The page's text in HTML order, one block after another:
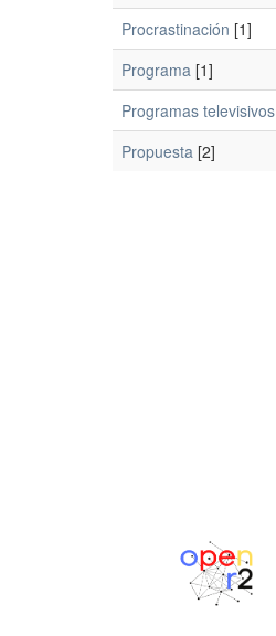
Procrastinación [1]
Programa [1]
Programas televisivos
Propuesta [2]